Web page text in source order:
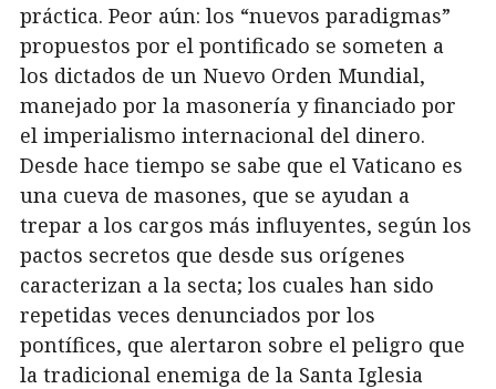
práctica. Peor aún: los “nuevos paradigmas”
propuestos por el pontificado se someten a
los dictados de un Nuevo Orden Mundial,
manejado por la masonería y financiado por
el imperialismo internacional del dinero.
Desde hace tiempo se sabe que el Vaticano es
una cueva de masones, que se ayudan a
trepar a los cargos más influyentes, según los
pactos secretos que desde sus orígenes
caracterizan a la secta; los cuales han sido
repetidas veces denunciados por los
pontífices, que alertaron sobre el peligro que
la tradicional enemiga de la Santa Iglesia